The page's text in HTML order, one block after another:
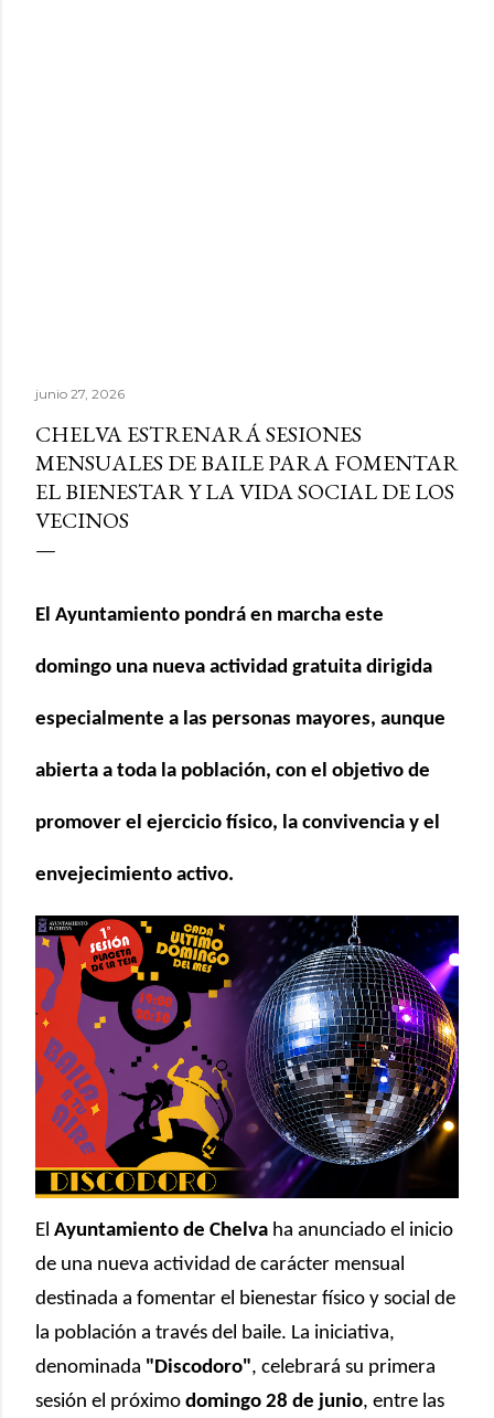
junio 27, 2026
CHELVA ESTRENARÁ SESIONES
MENSUALES DE BAILE PARA FOMENTAR
EL BIENESTAR Y LA VIDA SOCIAL DE LOS
VECINOS
El Ayuntamiento pondrá en marcha este
domingo una nueva actividad gratuita dirigida
especialmente a las personas mayores, aunque
abierta a toda la población, con el objetivo de
promover el ejercicio físico, la convivencia y el
envejecimiento activo.
El Ayuntamiento de Chelva ha anunciado el inicio
de una nueva actividad de carácter mensual
destinada a fomentar el bienestar físico y social de
la población a través del baile. La iniciativa,
denominada "Discodoro", celebrará su primera
sesión el próximo domingo 28 de junio, entre las